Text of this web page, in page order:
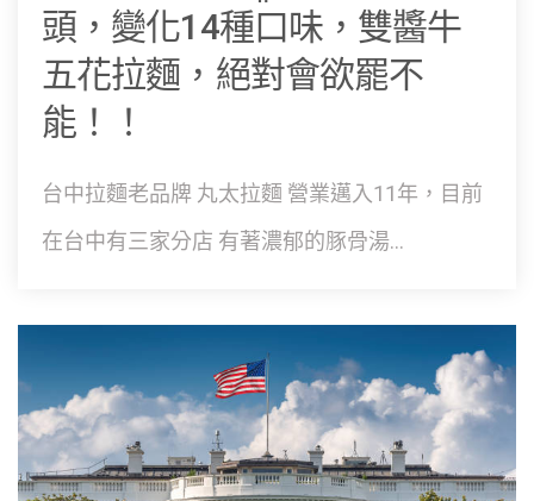
頭，變化14種口味，雙醬牛
五花拉麵，絕對會欲罷不
能！！
台中拉麵老品牌 丸太拉麵 營業邁入11年，目前
在台中有三家分店 有著濃郁的豚骨湯...